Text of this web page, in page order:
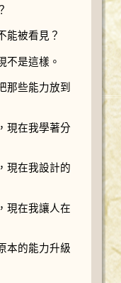
能被看見？
不是這樣。
那些能力放到
現在我學著分
現在我設計的
現在我讓人在
本的能力升級